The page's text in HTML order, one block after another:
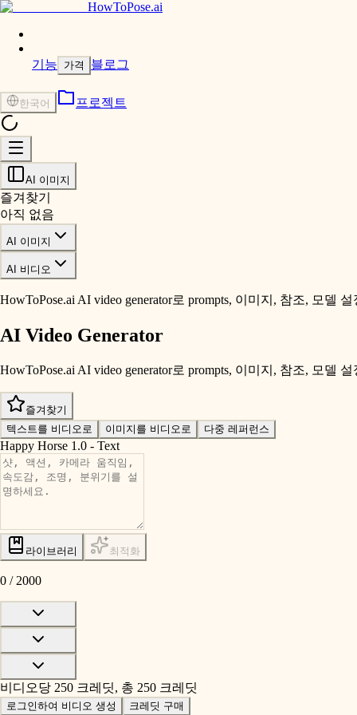
HowToPose.ai
기능 가격 블로그
한국어 프로젝트
AI 이미지
즐겨찾기
아직 없음
AI 이미지
AI 비디오
HowToPose.ai AI video generator로 prompts, 이미지, 참조, 모델
AI Video Generator
HowToPose.ai AI video generator로 prompts, 이미지, 참조, 모델
즐겨찾기
텍스트를 비디오로
이미지를 비디오로 다중 레퍼런스
Happy Horse 1.0 - Text
라이브러리 최적화
0 / 2000
비디오당 250 크레딧, 총 250 크레딧
로그인하여 비디오 생성 크레딧 구매